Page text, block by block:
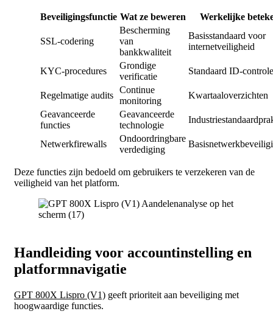
Beveiligingsfunctie Wat ze beweren Werkelijke
SSL-codering
Bescherming
van
bankkwaliteit
Basisstandaard voor
internetveiligheid
KYC-procedures
Grondige
verificatie
Standaard ID-controle
Regelmatige audits
Continue
monitoring
Kwartaaloverzichten
Geavanceerde
functies
Geavanceerde
technologie
Netwerkfirewalls
Ondoordringbare
verdediging
Deze functies zijn bedoeld om gebruikers te verzekeren van de
veiligheid van het platform.
Handleiding voor accountinstelling en
platformnavigatie
GPT 800X Lispro (V1) geeft prioriteit aan beveiliging met
hoogwaardige functies.